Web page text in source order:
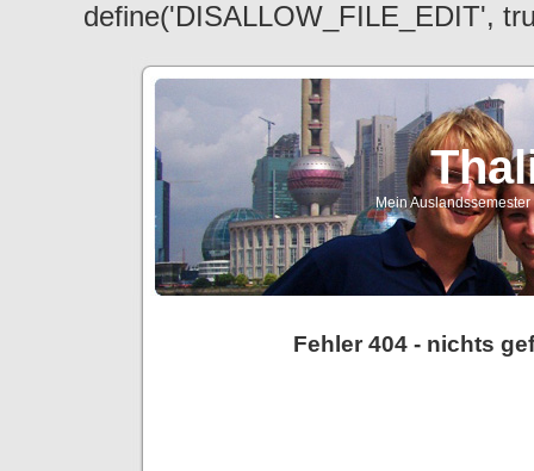
define('DISALLOW_FILE_EDIT',
Mein
Fehler 404 - nichts